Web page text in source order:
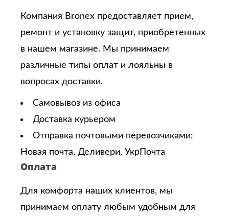
Компания Bronex предоставляет прием,
ремонт и установку защит, приобретенных
в нашем магазине. Мы принимаем
различные типы оплат и лояльны в
вопросах доставки.
Самовывоз из офиса
Доставка курьером
Отправка почтовыми перевозчиками:
Новая почта, Деливери, УкрПочта
Оплата
Для комфорта наших клиентов, мы
принимаем оплату любым удобным для